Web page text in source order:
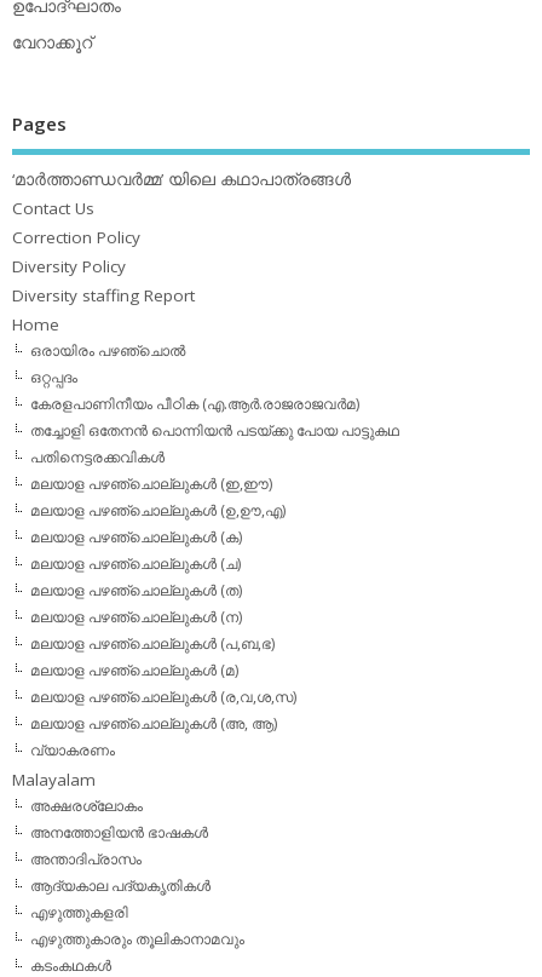
ഉപോദ്ഘാതം
വേറാക്കൂറ്
Pages
‘മാര്‍ത്താണ്ഡവര്‍മ്മ’ യിലെ കഥാപാത്രങ്ങള്‍
Contact Us
Correction Policy
Diversity Policy
Diversity staffing Report
Home
ഒരായിരം പഴഞ്ചൊല്‍
ഒറ്റപ്പദം
കേരളപാണിനീയം പീഠിക (എ.ആര്‍.രാജരാജവര്‍മ)
തച്ചോളി ഒതേനൻ പൊന്നിയൻ പടയ്‌ക്കു പോയ പാട്ടുകഥ
പതിനെട്ടരക്കവികള്‍
മലയാള പഴഞ്ചൊല്ലുകള്‍ (ഇ,ഈ)
മലയാള പഴഞ്ചൊല്ലുകള്‍ (ഉ,ഊ,എ)
മലയാള പഴഞ്ചൊല്ലുകള്‍ (ക)
മലയാള പഴഞ്ചൊല്ലുകള്‍ (ച)
മലയാള പഴഞ്ചൊല്ലുകള്‍ (ത)
മലയാള പഴഞ്ചൊല്ലുകള്‍ (ന)
മലയാള പഴഞ്ചൊല്ലുകള്‍ (പ,ബ,ഭ)
മലയാള പഴഞ്ചൊല്ലുകള്‍ (മ)
മലയാള പഴഞ്ചൊല്ലുകള്‍ (ര,വ,ശ,സ)
മലയാള പഴഞ്ചൊല്ലുകൾ (അ, ആ)
വ്യാകരണം
Malayalam
അക്ഷരശ്ലോകം
അനത്തോളിയന്‍ ഭാഷകള്‍
അന്താദിപ്രാസം
ആദ്യകാല പദ്യകൃതികള്‍
എഴുത്തുകളരി
എഴുത്തുകാരും തൂലികാനാമവും
കടംകഥകള്‍